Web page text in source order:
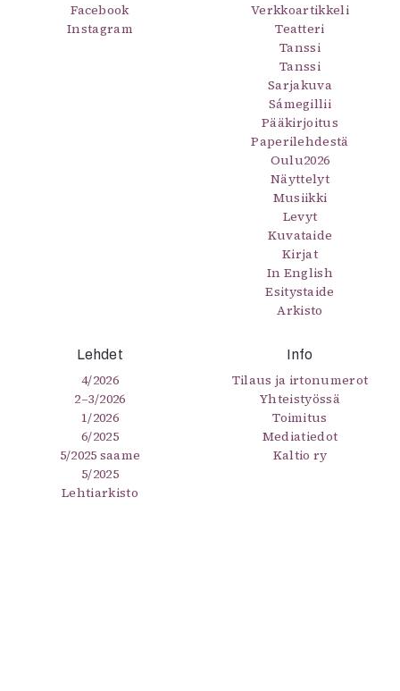
Facebook
Instagram
Verkkoartikkeli
Teatteri
Tanssi
Tanssi
Sarjakuva
Sámegillii
Pääkirjoitus
Paperilehdestä
Oulu2026
Näyttelyt
Musiikki
Levyt
Kuvataide
Kirjat
In English
Esitystaide
Arkisto
Lehdet
4/2026
2–3/2026
1/2026
6/2025
5/2025 saame
5/2025
Lehtiarkisto
Info
Tilaus ja irtonumerot
Yhteistyössä
Toimitus
Mediatiedot
Kaltio ry